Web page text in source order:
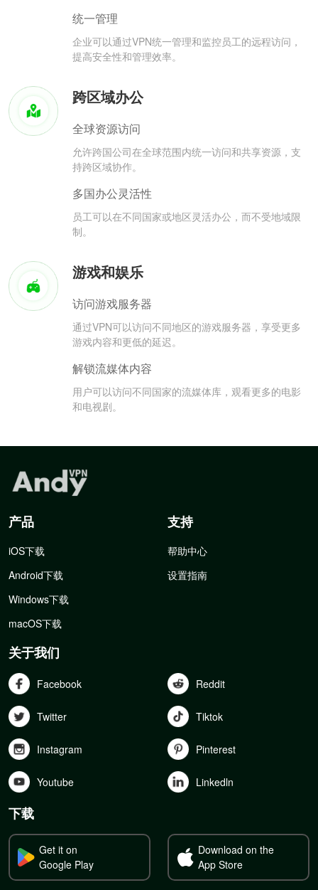
统一管理
企业可以通过VPN统一管理和监控员工的远程访问，
提高安全性和管理效率。
跨区域办公
全球资源访问
允许跨国公司在全球范围内统一访问和共享资源，支
持跨区域协作。
多国办公灵活性
员工可以在不同国家或地区灵活办公，而不受地域限
制。
游戏和娱乐
访问游戏服务器
通过VPN可以访问不同地区的游戏服务器，享受更多
游戏内容和更低的延迟。
解锁流媒体内容
用户可以访问不同国家的流媒体库，观看更多的电影
和电视剧。
产品
iOS下载
Android下载
Windows下载
macOS下载
支持
帮助中心
设置指南
关于我们
Facebook Reddit
Twitter Tiktok
Instagram Pinterest
Youtube Linkedln
下载
Get it on
Google Play
Download on the
App Store